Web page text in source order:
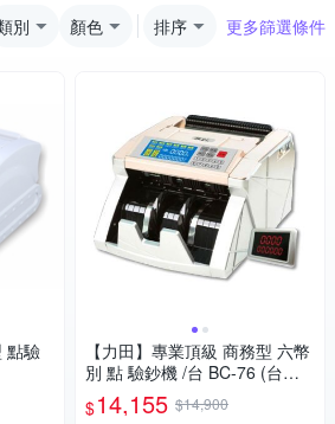
別 顏色 排序 更多篩選條件
點驗
【力田】專業頂級 商務型 六幣
別 點 驗鈔機 /台 BC-76 (台幣/
港幣/日幣/人民幣/美金/歐元)
$14,155 $14,900